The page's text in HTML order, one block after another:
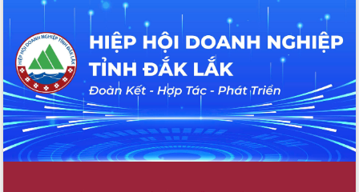
Tập huấn nâng cao năng lực triển khai
chuyển đổi số cho cán bộ, công chức
cấp xã
Đắk Lắk phát động hưởng ứng Ngày
Quyền của người tiêu dùng Việt Nam
2026
Đẩy mạnh cải cách hành chính, quyết
tâm đạt được mục tiêu tăng trưởng
hai con số trong năm 2026